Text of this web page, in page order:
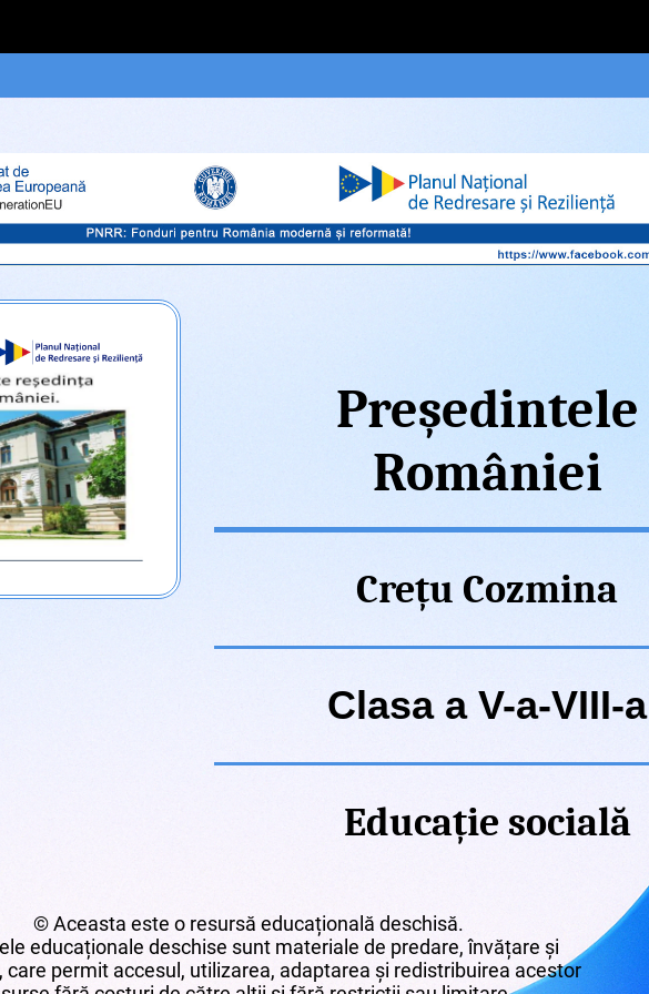
Președintele
României
Crețu Cozmina
Clasa a V-a-VIII-a
Educație socială
© Aceasta este o resursă educațională deschisă.
educaționale deschise sunt materiale de predare, învățare și
care permit accesul, utilizarea, adaptarea și redistribuirea acestor